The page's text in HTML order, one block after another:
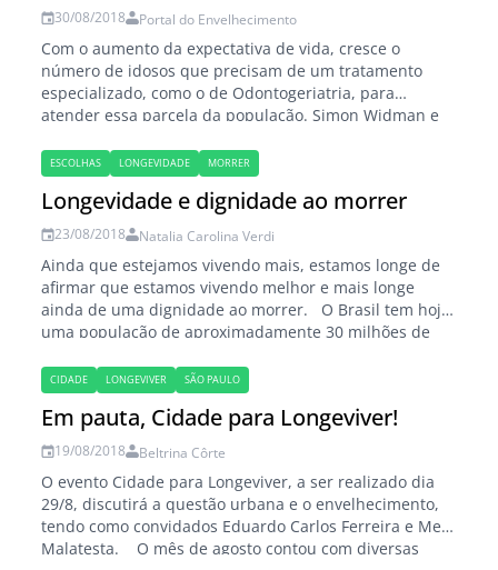
30/08/2018 Portal do Envelhecimento
Com o aumento da expectativa de vida, cresce o
número de idosos que precisam de um tratamento
especializado, como o de Odontogeriatria, para
atender essa parcela da população. Simon Widman e
de idosos vem crescendo de forma acentuada nos
últimos anos. De acordo com o IBGE, essa…
ESCOLHAS LONGEVIDADE MORRER
Longevidade e dignidade ao morrer
23/08/2018 Natalia Carolina Verdi
Ainda que estejamos vivendo mais, estamos longe de
afirmar que estamos vivendo melhor e mais longe
ainda de uma dignidade ao morrer. O Brasil tem hoje
uma população de aproximadamente 30 milhões de
número duplicará até o ano de 2060, quando seremos
mais de 60 milhões…
CIDADE LONGEVIVER SÃO PAULO
Em pauta, Cidade para Longeviver!
19/08/2018 Beltrina Côrte
O evento Cidade para Longeviver, a ser realizado dia
29/8, discutirá a questão urbana e o envelhecimento,
tendo como convidados Eduardo Carlos Ferreira e Meli
Malatesta. O mês de agosto contou com diversas